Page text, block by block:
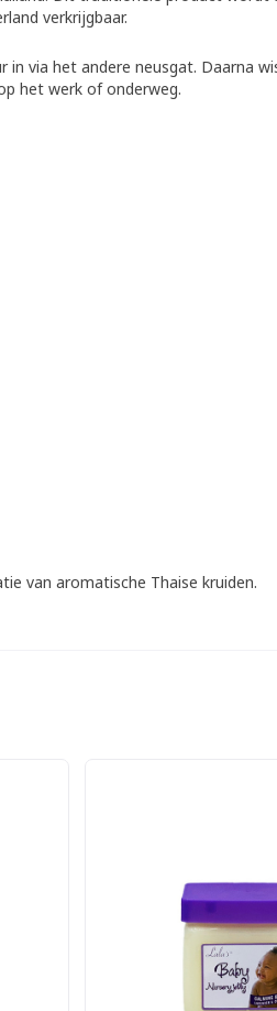
verkrijgbaar.
via het andere neusgat. Daarna
het werk of onderweg.
van aromatische Thaise kruiden.